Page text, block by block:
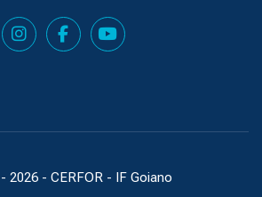
2026 - CERFOR - IF Goiano